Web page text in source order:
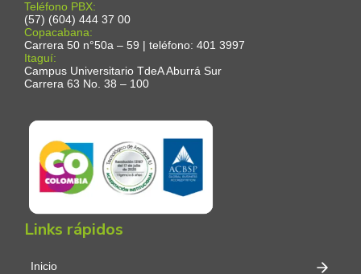
Teléfono PBX:
(57) (604) 444 37 00
Copacabana:
Carrera 50 n°50a – 59 | teléfono: 401 3997
Itaguí:
Campus Universitario TdeA Aburrá Sur
Carrera 63 No. 38 – 100
Links rápidos
Inicio